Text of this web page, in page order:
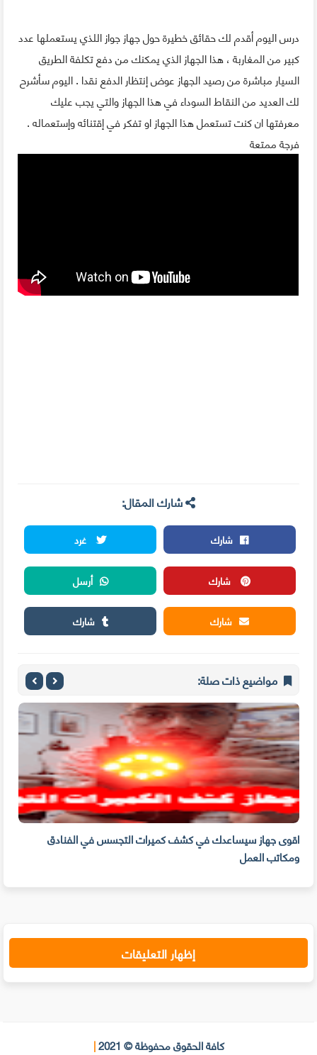
درس اليوم أقدم لك حقائق خطيرة حول جهاز جواز اللذي يستعملها عدد
كبير من المغاربة ، هذا الجهاز الذي يمكنك من دفع تكلفة الطريق
السيار مباشرة من رصيد الجهاز عوض إنتظار الدفع نقدا . اليوم سأشرح
لك العديد من النقاط السوداء في هذا الجهاز والتي يجب عليك
معرفتها ان كنت تستعمل هذا الجهاز او تفكر في إقتنائه وإستعماله .
فرجة ممتعة
شارك المقال:
شارك
غرد
شارك
أرسل
شارك
شارك
مواضيع ذات صلة:
اقوى جهاز سيساعدك في كشف كميرات التجسس في الفنادق
ومكاتب العمل
إظهار التعليقات
كافة الحقوق محفوظة © 2021 |